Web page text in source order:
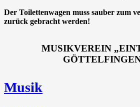
Der Toilettenwagen muss sauber zum
zurück gebracht werden!
MUSIKVEREIN
Musik